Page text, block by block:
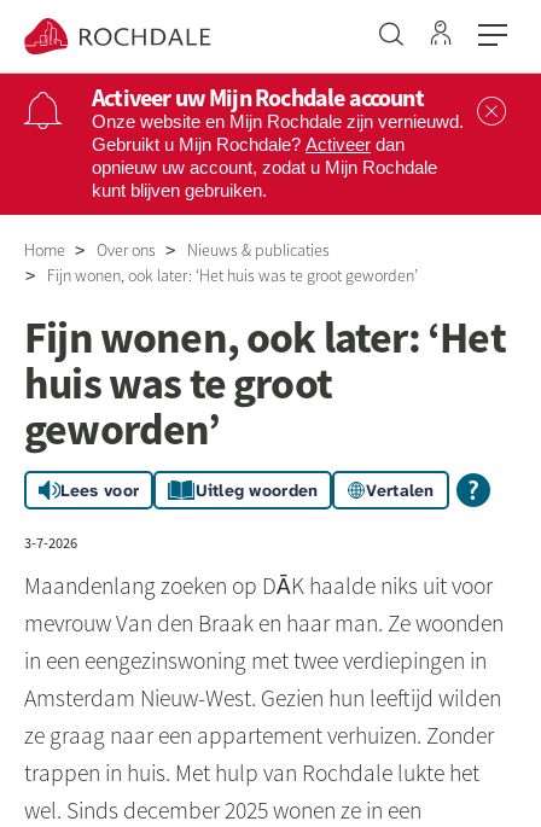
Naar hoofdinhoud
Naar hoofdnavigatiemenu
Naar zoeken
Naar de homepage Ga naar
Activeer uw Mijn Rochdale account
Onze website en Mijn Rochdale zijn vernieuwd.
Gebruikt u Mijn Rochdale? Activeer dan
opnieuw uw account, zodat u Mijn Rochdale
kunt blijven gebruiken.
Home Over ons
Nieuws & publicaties
Fijn wonen, ook later: ‘Het huis was te groot geworden’
Fijn wonen, ook later: ‘Het
huis was te groot
geworden’
Lees voor Uitleg woorden Vertalen
3-7-2026
Maandenlang zoeken op DĀK haalde niks uit voor
mevrouw Van den Braak en haar man. Ze woonden
in een eengezinswoning met twee verdiepingen in
Amsterdam Nieuw-West. Gezien hun leeftijd wilden
ze graag naar een appartement verhuizen. Zonder
trappen in huis. Met hulp van Rochdale lukte het
wel. Sinds december 2025 wonen ze in een